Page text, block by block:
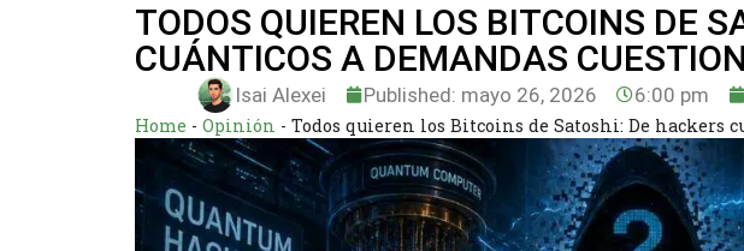
TODOS QUIEREN LOS BITCOINS DE
CUÁNTICOS A DEMANDAS
Isai Alexei Published: mayo 26, 2026 6:00 pm
Home - Opinión - Todos quieren los Bitcoins de Satoshi: De hackers